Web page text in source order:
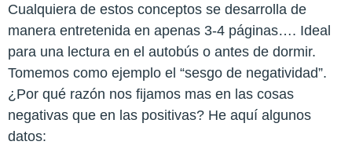
Cualquiera de estos conceptos se desarrolla de
manera entretenida en apenas 3-4 páginas…. Ideal
para una lectura en el autobús o antes de dormir.
Tomemos como ejemplo el “sesgo de negatividad”.
¿Por qué razón nos fijamos mas en las cosas
negativas que en las positivas? He aquí algunos
datos: